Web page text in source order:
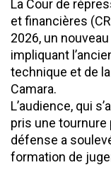
La Cour de
et financières
2026, un
impliquant
technique et de
Camara.
L’audience, qui
pris une tournure
défense a
formation de